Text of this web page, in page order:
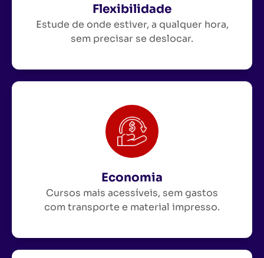
Flexibilidade
Estude de onde estiver, a qualquer hora,
sem precisar se deslocar.
Economia
Cursos mais acessíveis, sem gastos
com transporte e material impresso.